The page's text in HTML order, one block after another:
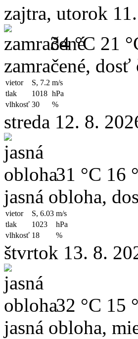
zajtra, utorok
34 °C 21
zamračené,
vietor S, 7.2 m/s
tlak
1018 hPa
vlhkosť 30 %
streda 12. 8.
31 °C 16
jasná obloha,
vietor S, 6.03 m/s
tlak
1023
hPa
vlhkosť 18 %
štvrtok 13. 8.
32 °C 15
jasná obloha,